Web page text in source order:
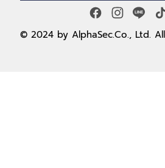
© 2024 by AlphaSec.Co., Ltd.